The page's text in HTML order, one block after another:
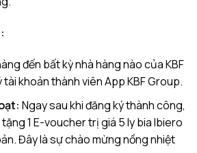
đến bất kỳ nhà hàng nào của KBF
khoản thành viên App KBF Group.
Ngay sau khi đăng ký thành công,
1 E-voucher trị giá 5 ly bia Ibiero
Đây là sự chào mừng nồng nhiệt